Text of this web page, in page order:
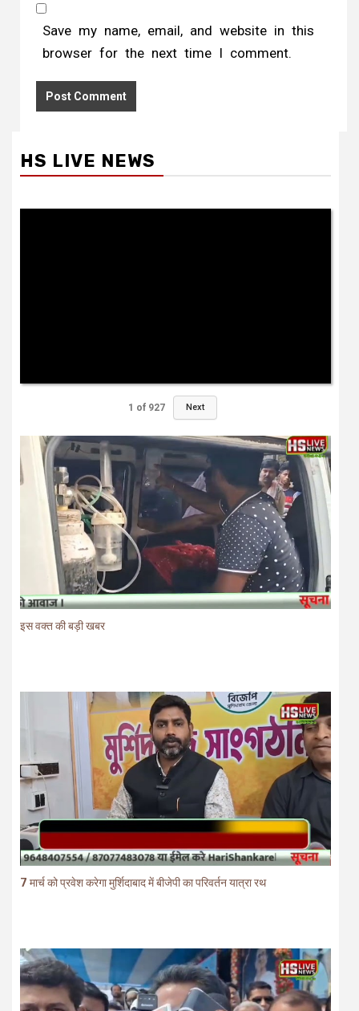
Save my name, email, and website in this
browser for the next time I comment.
HS LIVE NEWS
1 of 927 Next
इस वक्त की बड़ी खबर
7 मार्च को प्रवेश करेगा मुर्शिदाबाद में बीजेपी का परिवर्तन यात्रा रथ